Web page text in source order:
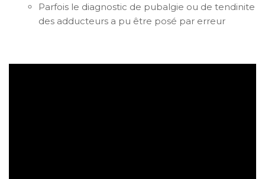
Parfois le diagnostic de pubalgie ou de tendinite
des adducteurs a pu être posé par erreur